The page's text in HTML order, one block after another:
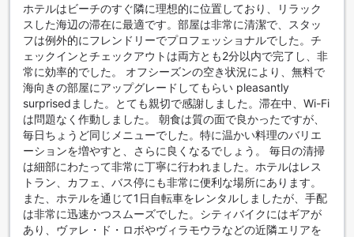
ドム ジョセ ビーチホテルでは、アクティブな旅行者にぴった
りの多彩なスポーツ施設を提供しています。フィットネスセ
ンターは最新の設備が整っており、宿泊客は自由に利用でき
るため、旅の合間にも健康を維持できます。また、テニスコ
ートが完備されており、友人や家族と一緒に楽しい試合を楽
しむことができます。
さらに、ホテルのプライベートビーチでは、モータースポー
ツやウィンドサーフィンなどのウォータースポーツを体験す
ることができます。アウトドアプールでリフレッシュした後
は、乗馬やハイキングトレイルで自然を満喫するのもおすす
めです。ドム ジョセ ビーチホテルは、アクティブなライフス
タイルを楽しむための理想的な拠点です。
ドム ジョセ ビーチホテルの便利な施設
ホテルはビーチのすぐ隣に理想的に位置しており、リラック
スした海辺の滞在に最適です。部屋は非常に清潔で、スタッ
フは例外的にフレンドリーでプロフェッショナルでした。チ
ェックインとチェックアウトは両方とも2分以内で完了し、非
常に効率的でした。 オフシーズンの空き状況により、無料で
海向きの部屋にアップグレードしてもらい pleasantly
surprisedました。とても親切で感謝しました。滞在中、Wi-Fi
は問題なく作動しました。 朝食は質の面で良かったですが、
毎日ちょうど同じメニューでした。特に温かい料理のバリエ
ーションを増やすと、さらに良くなるでしょう。 毎日の清掃
は細部にわたって非常に丁寧に行われました。ホテルはレス
トラン、カフェ、バス停にも非常に便利な場所にあります。
また、ホテルを通じて1日自転車をレンタルしましたが、手配
は非常に迅速かつスムーズでした。シティバイクにはギアが
あり、ヴァレ・ド・ロボやヴィラモウラなどの近隣エリアを